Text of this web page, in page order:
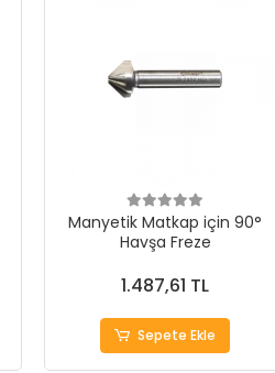
Manyetik Matkap için 90°
Havşa Freze
1.487,61 TL
Sepete Ekle